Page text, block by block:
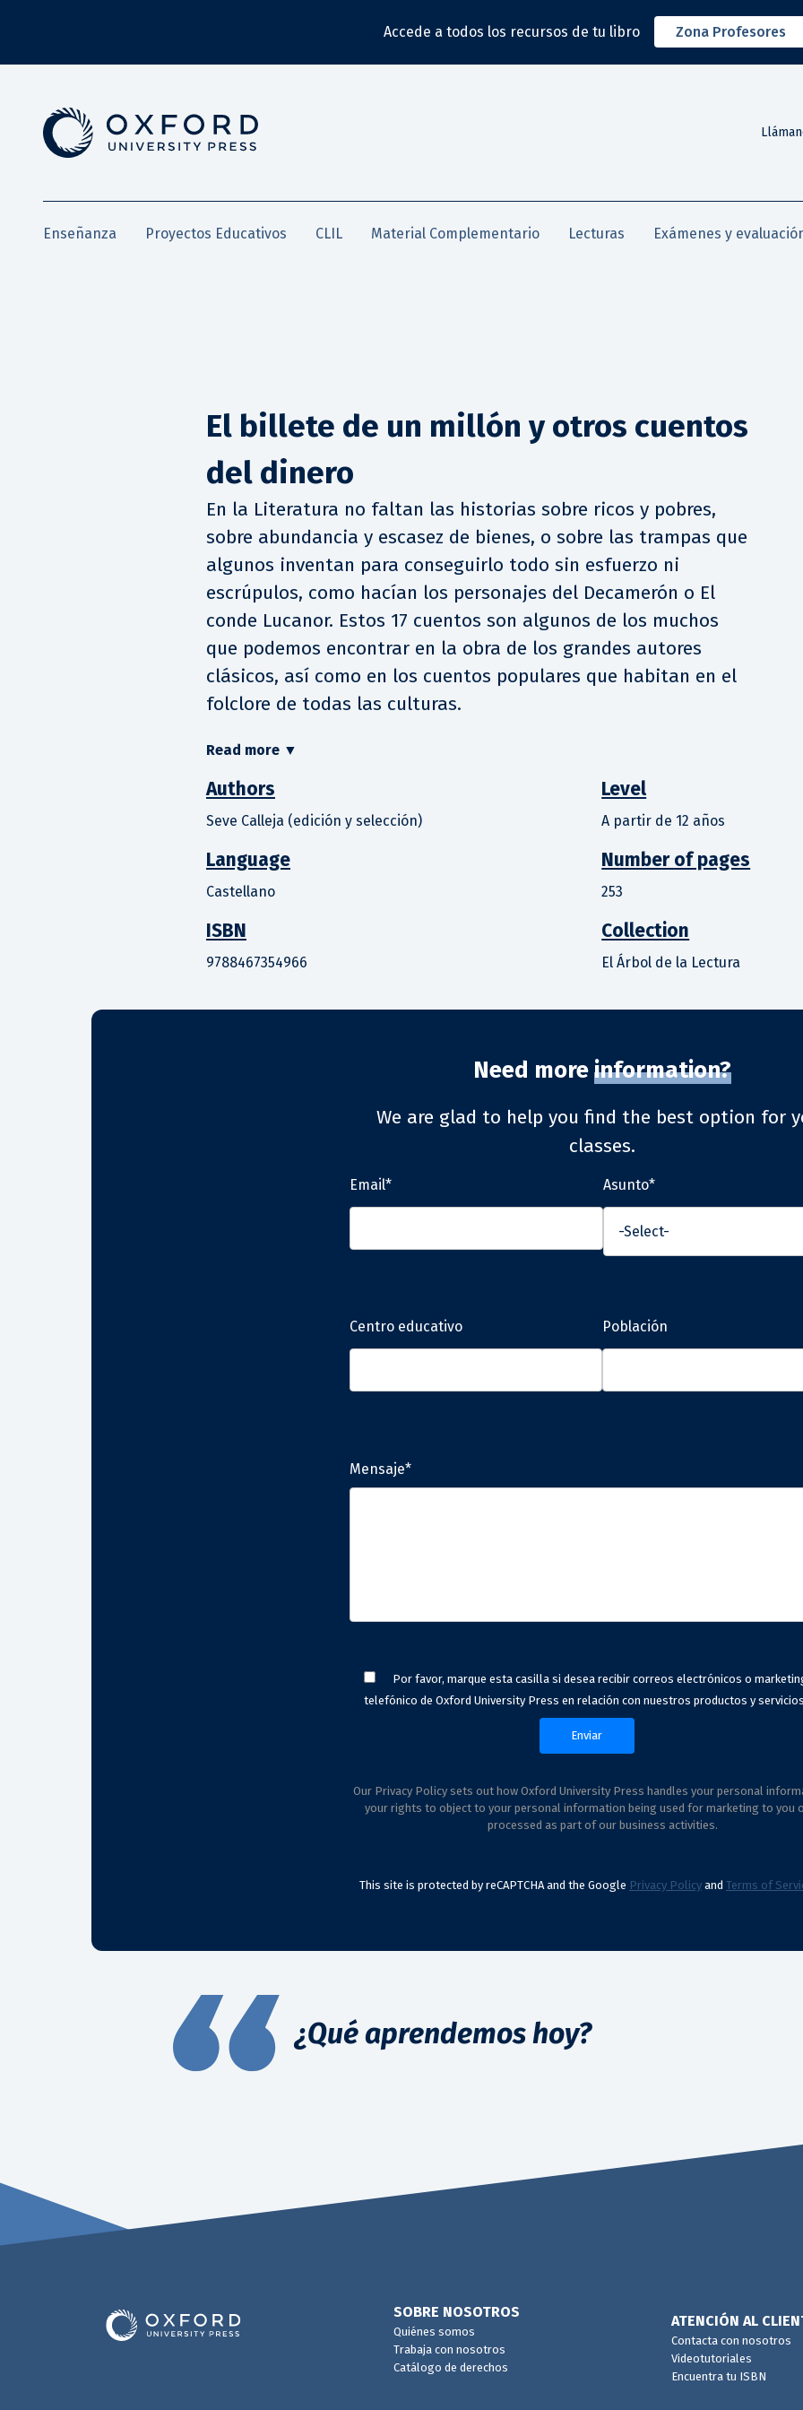
Accede a todos los recursos de tu libro Zona Profesores
Enseñanza Proyectos Educativos CLIL Material Complementario Lecturas Exámenes y
El billete de un millón y otros cuentos
del dinero
En la Literatura no faltan las historias sobre ricos y pobres,
sobre abundancia y escasez de bienes, o sobre las trampas que
algunos inventan para conseguirlo todo sin esfuerzo ni
escrúpulos, como hacían los personajes del Decamerón o El
conde Lucanor. Estos 17 cuentos son algunos de los muchos
que podemos encontrar en la obra de los grandes autores
clásicos, así como en los cuentos populares que habitan en el
folclore de todas las culturas.
Read more ▼
Authors
Seve Calleja (edición y selección)
Language
Castellano
ISBN
9788467354966
Level
A partir de 12 años
Number of pages
253
Collection
El Árbol de la Lectura
Need moreinformation?
We are glad to help you find the best option for
classes.
Email* Asunto*
Centro educativo Población
Mensaje*
Por favor, marque esta casilla si desea recibir correos electrónicos o
telefónico de Oxford University Press en relación con nuestros productos y
Our Privacy Policy sets out how Oxford University Press handles your personal
your rights to object to your personal information being used for marketing to you
processed as part of our business activities.
This site is protected by reCAPTCHA and the Google Privacy Policy and Terms of
¿Qué aprendemos hoy?
SOBRE NOSOTROS
Quiénes somos
Trabaja con nosotros
Catálogo de derechos
ATENCIÓN AL
Contacta con nosotros
Videotutoriales
Encuentra tu ISBN